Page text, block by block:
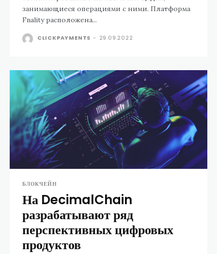
занимающиеся операциями с ними. Платформа
Fnality расположена...
CLICKPAYMENTS - 29.09.2022
БЛОКЧЕЙН
На DecimalChain
разрабатывают ряд
перспективных цифровых
продуктов